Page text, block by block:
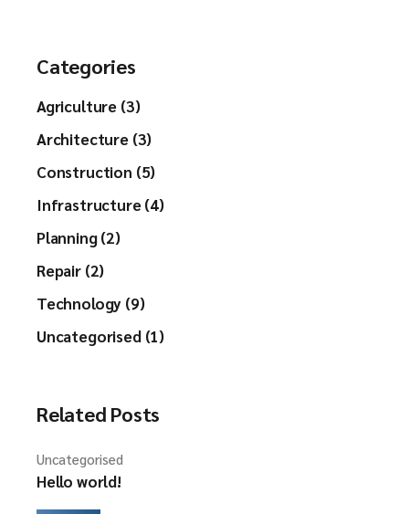
Categories
Agriculture (3)
Architecture (3)
Construction (5)
Infrastructure (4)
Planning (2)
Repair (2)
Technology (9)
Uncategorised (1)
Related Posts
Uncategorised
Hello world!